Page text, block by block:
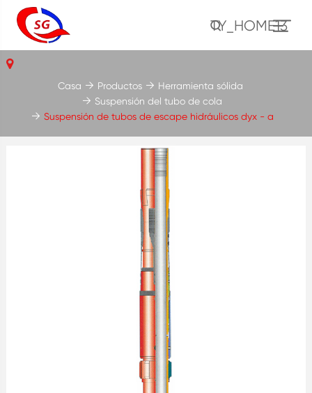
TY_HOME13
Casa Productos
Herramienta sólida
Suspensión del tubo de cola
Suspensión de tubos de escape hidráulicos dyx - a